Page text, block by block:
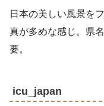
日本の美しい風景を
真が多めな感じ。県
要。
icu_japan